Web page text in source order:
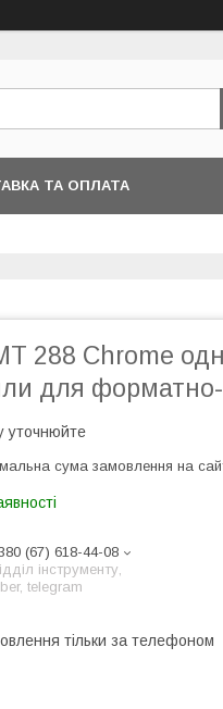
ТА ОПЛАТА
288 Chrome
для форматно-
уточнюйте
сума замовлення на
(67) 618-44-08
інструменту,
telegram
тільки за телефоном